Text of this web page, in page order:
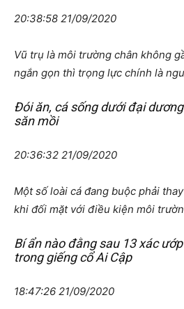
20:38:58 21/09/2020
Vũ trụ là môi trường chân không
ngắn gọn thì trọng lực chính là
Đói ăn, cá sống dưới đại
săn mồi
20:36:32 21/09/2020
Một số loài cá đang buộc phải
khi đối mặt với điều kiện môi
Bí ẩn nào đằng sau 13 xác
trong giếng cổ Ai Cập
18:47:26 21/09/2020